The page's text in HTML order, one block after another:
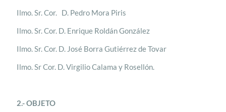
Ilmo. Sr. Cor. D. Pedro Mora Piris
Ilmo. Sr. Cor. D. Enrique Roldán González
Ilmo. Sr. Cor. D. José Borra Gutiérrez de Tovar
Ilmo. Sr Cor. D. Virgilio Calama y Rosellón.
2.- OBJETO